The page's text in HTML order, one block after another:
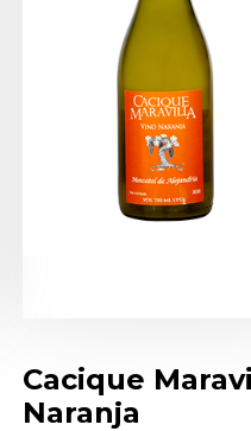
Cacique
Naranja